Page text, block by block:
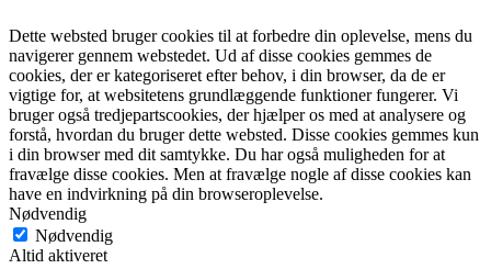
Dette websted bruger cookies til at forbedre din oplevelse, mens du
navigerer gennem webstedet. Ud af disse cookies gemmes de
cookies, der er kategoriseret efter behov, i din browser, da de er
vigtige for, at websitetens grundlæggende funktioner fungerer. Vi
bruger også tredjepartscookies, der hjælper os med at analysere og
forstå, hvordan du bruger dette websted. Disse cookies gemmes kun
i din browser med dit samtykke. Du har også muligheden for at
fravælge disse cookies. Men at fravælge nogle af disse cookies kan
have en indvirkning på din browseroplevelse.
Nødvendig
Nødvendig
Altid aktiveret